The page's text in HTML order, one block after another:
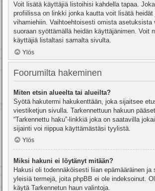
Voit lisätä käyttäjiä listoihisi kahdella tapaa.
profiilissa on linkki jonka kautta voit lisätä heidät
vihamiehiin. Vaihtoehtoisesti omista
suoraan syöttämällä heidän käyttäjänimen. Voit
käyttäjiä listaltasi samalta sivulta.
Ylös
Foorumilta hakeminen
Miten etsin alueelta tai alueilta?
Syötä hakutermi hakukenttään, joka sijaitsee
viestiketjun sivulla. Tarkennettuun hakuun
“Tarkennettu haku”-linkkiä joka on saatavilla
sijainti voi riippua käyttämästäsi tyylistä.
Ylös
Miksi hakuni ei löytänyt mitään?
Hakusi oli todennäköisesti liian epämääräinen ja
yleisiä termejä, joita phpBB ei ole indeksoinut.
käytä Tarkennetun haun valintoja.